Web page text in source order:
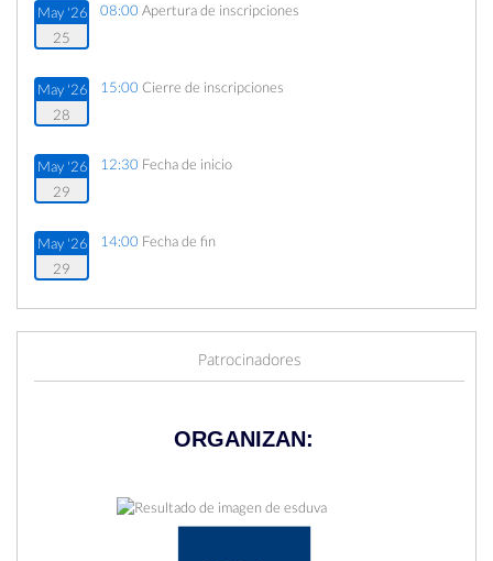
May '26
25
08:00 Apertura de inscripciones
May '26
28
15:00 Cierre de inscripciones
May '26
29
12:30 Fecha de inicio
May '26
29
14:00 Fecha de fin
Patrocinadores
ORGANIZAN: